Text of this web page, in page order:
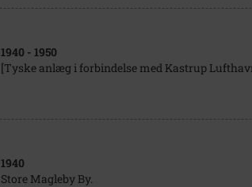
1940 - 1950
[Tyske anlæg i forbindelse med Kastrup
1940
Store Magleby By.